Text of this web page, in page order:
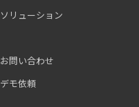
ソリューション
お問い合わせ
デモ依頼